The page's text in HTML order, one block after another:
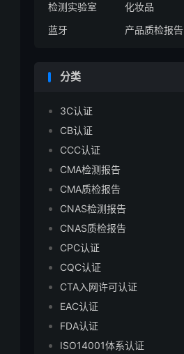
检测实验室
化妆品
蓝牙
产品质检报告
分类
3C认证
CB认证
CCC认证
CMA检测报告
CMA质检报告
CNAS检测报告
CNAS质检报告
CPC认证
CQC认证
CTA入网许可认证
EAC认证
FDA认证
ISO14001体系认证